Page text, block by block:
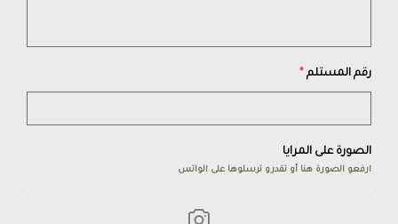
رقم المستلم *
الصورة على المرايا
ارفعو الصورة هنا أو تقدرو ترسلوها على الواتس